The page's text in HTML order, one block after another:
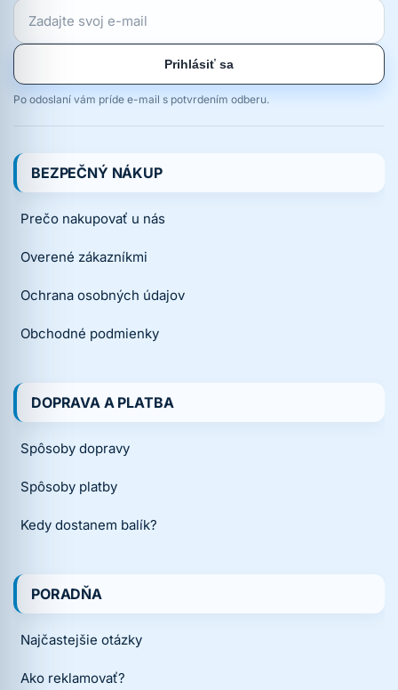
Prihlásiť sa
Po odoslaní vám príde e-mail s potvrdením odberu.
BEZPEČNÝ NÁKUP
Prečo nakupovať u nás
Overené zákazníkmi
Ochrana osobných údajov
Obchodné podmienky
DOPRAVA A PLATBA
Spôsoby dopravy
Spôsoby platby
Kedy dostanem balík?
PORADŇA
Najčastejšie otázky
Ako reklamovať?